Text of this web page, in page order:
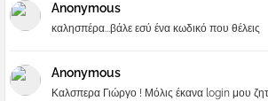
Anonymous
καλησπέρα...βάλε εσύ ένα κωδικό που θέλεις
Anonymous
Καλσπερα Γιώργο ! Μόλις έκανα login μου